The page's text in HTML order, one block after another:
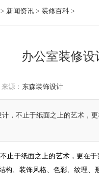
> 新闻资讯 > 装修百科 >
办公室装修
源： 东森装饰设计
计，不止于纸面之上的艺术，
止于纸面之上的艺术，更在
构、装饰风格、色彩、纹理、